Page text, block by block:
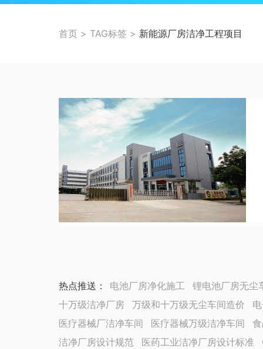
首页 > TAG标签 > 新能源厂房洁净工程项目
热点推送： 电池厂房净化施工
锂电池厂房无尘
十万级洁净厂房
万级和十万级无尘车间造价
医疗器械厂洁净车间
医疗器械万级洁净车间
洁净厂房设计规范
医药工业洁净厂房设计标准